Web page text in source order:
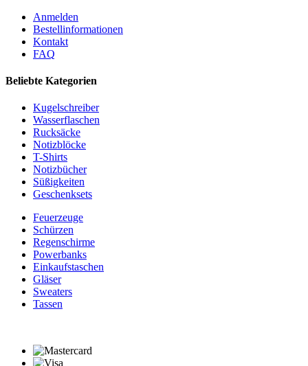
Anmelden
Bestellinformationen
Kontakt
FAQ
Beliebte Kategorien
Kugelschreiber
Wasserflaschen
Rucksäcke
Notizblöcke
T-Shirts
Notizbücher
Süßigkeiten
Geschenksets
Feuerzeuge
Schürzen
Regenschirme
Powerbanks
Einkaufstaschen
Gläser
Sweaters
Tassen